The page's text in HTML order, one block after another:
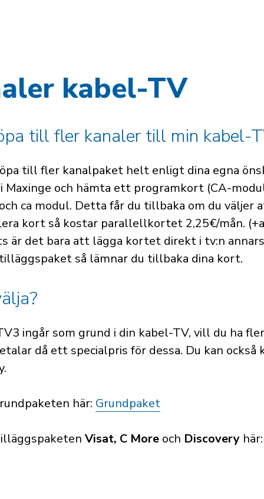
kabel-TV
till fler kanaler till min kabel-
till fler kanalpaket helt enligt dina egna
och hämta ett programkort (CA-
ca modul. Detta får du tillbaka om du väljer
kort så kostar parallellkortet 2,25€/mån.
är det bara att lägga kortet direkt i tv:n
så lämnar du tillbaka dina kort.
ingår som grund i din kabel-TV, vill du ha
då ett specialpris för dessa. Du kan
här: Grundpaket
Visat, C More och Discovery